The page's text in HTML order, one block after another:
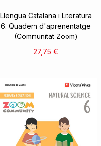
Llengua Catalana i Literatura
6. Quadern d'aprenentatge
(Communitat Zoom)
27,75 €